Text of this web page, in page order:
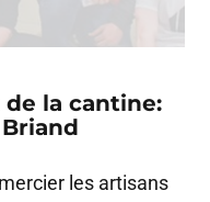
la cantine:
les artisans